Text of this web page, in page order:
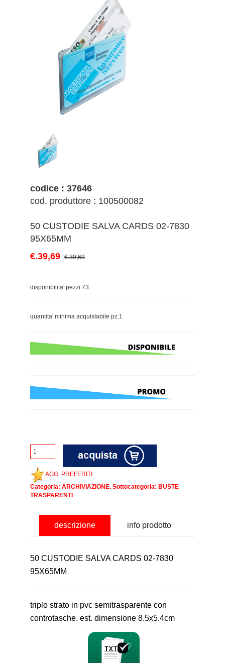
codice : 37646
cod. produttore : 100500082
50 CUSTODIE SALVA CARDS 02-7830
95X65MM
€.39,69 €.39,69
disponibilita' pezzi 73
quantita' minima acquistabile pz.1
AGG. PREFERITI
Categoria: ARCHIVIAZIONE. Sottocategoria: BUSTE
TRASPARENTI
descrizione info prodotto
50 CUSTODIE SALVA CARDS 02-7830
95X65MM
triplo strato in pvc semitrasparente con
controtasche. est. dimensione 8.5x5.4cm